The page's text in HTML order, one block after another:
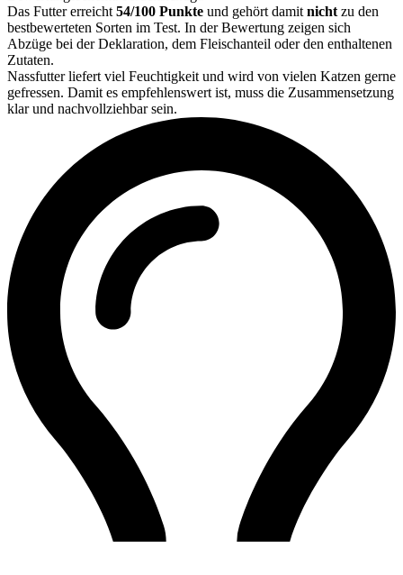
Das Futter erreicht 54/100 Punkte und gehört damit nicht zu den
bestbewerteten Sorten im Test. In der Bewertung zeigen sich
Abzüge bei der Deklaration, dem Fleischanteil oder den enthaltenen
Zutaten.
Nassfutter liefert viel Feuchtigkeit und wird von vielen Katzen gerne
gefressen. Damit es empfehlenswert ist, muss die Zusammensetzung
klar und nachvollziehbar sein.